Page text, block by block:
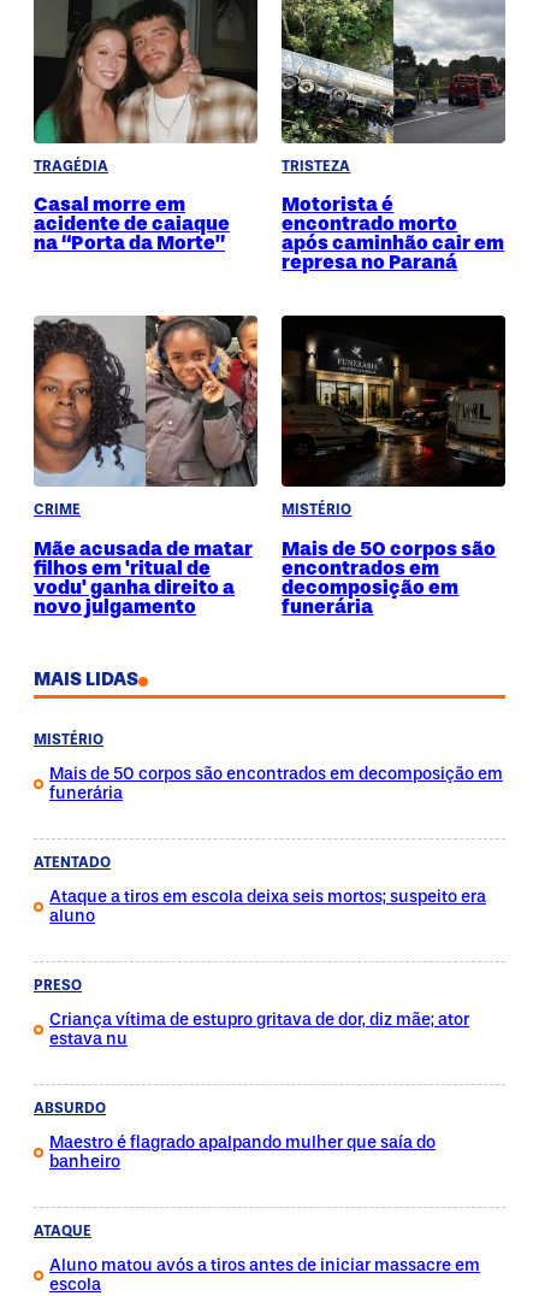
TRAGÉDIA
Casal morre em
acidente de caiaque
na “Porta da Morte”
TRISTEZA
Motorista é
encontrado morto
após caminhão cair em
represa no Paraná
CRIME
Mãe acusada de matar
filhos em 'ritual de
vodu' ganha direito a
novo julgamento
MISTÉRIO
Mais de 50 corpos são
encontrados em
decomposição em
funerária
MAIS LIDAS
MISTÉRIO
Mais de 50 corpos são encontrados em decomposição em
funerária
ATENTADO
Ataque a tiros em escola deixa seis mortos; suspeito era
aluno
PRESO
Criança vítima de estupro gritava de dor, diz mãe; ator
estava nu
ABSURDO
Maestro é flagrado apalpando mulher que saía do
banheiro
ATAQUE
Aluno matou avós a tiros antes de iniciar massacre em
escola